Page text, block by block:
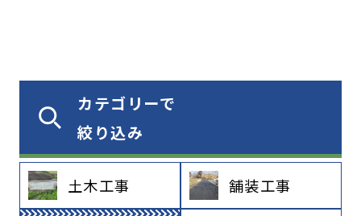
カテゴリーで
絞り込み
土木工事 舗装工事